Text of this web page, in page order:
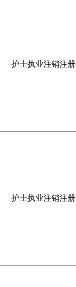
护士执业注销注册
护士执业注销注册